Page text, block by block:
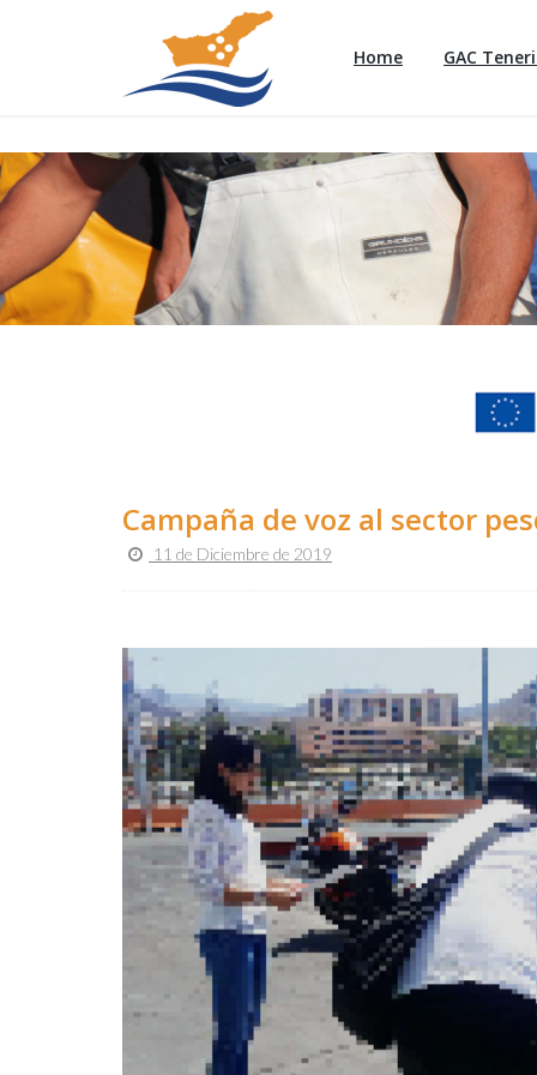
Home GAC
Campaña de voz al sector
11 de Diciembre de 2019